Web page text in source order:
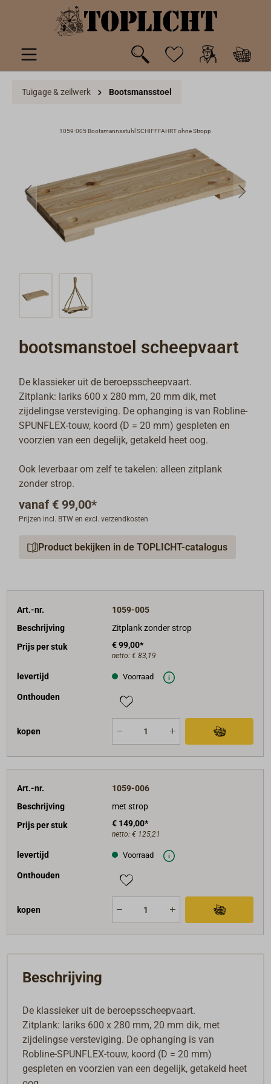
hoofdinhoud
Tuigage & zeilwerk Bootsmansstoel
1059-005 Bootsmannsstuhl SCHIFFFAHRT ohne Stropp
bootsmanstoel scheepvaart
De klassieker uit de beroepsscheepvaart.
Zitplank: lariks 600 x 280 mm, 20 mm dik, met
zijdelingse versteviging. De ophanging is van Robline-
SPUNFLEX-touw, koord (D = 20 mm) gespleten en
voorzien van een degelijk, getakeld heet oog.
Ook leverbaar om zelf te takelen: alleen zitplank
zonder strop.
vanaf € 99,00*
Prijzen incl. BTW en excl. verzendkosten
Product bekijken in de TOPLICHT-catalogus
Art.-nr.
1059-005
Beschrijving
Zitplank zonder strop
Prijs per stuk
€ 99,00*
netto: € 83,19
levertijd Voorraad
Onthouden
kopen
Art.-nr.
1059-006
Beschrijving
met strop
Prijs per stuk
€ 149,00*
netto: € 125,21
levertijd Voorraad
Onthouden
kopen
Beschrijving
De klassieker uit de beroepsscheepvaart.
Zitplank: lariks 600 x 280 mm, 20 mm dik, met
zijdelingse versteviging. De ophanging is van
Robline-SPUNFLEX-touw, koord (D = 20 mm)
gespleten en voorzien van een degelijk, getakeld heet